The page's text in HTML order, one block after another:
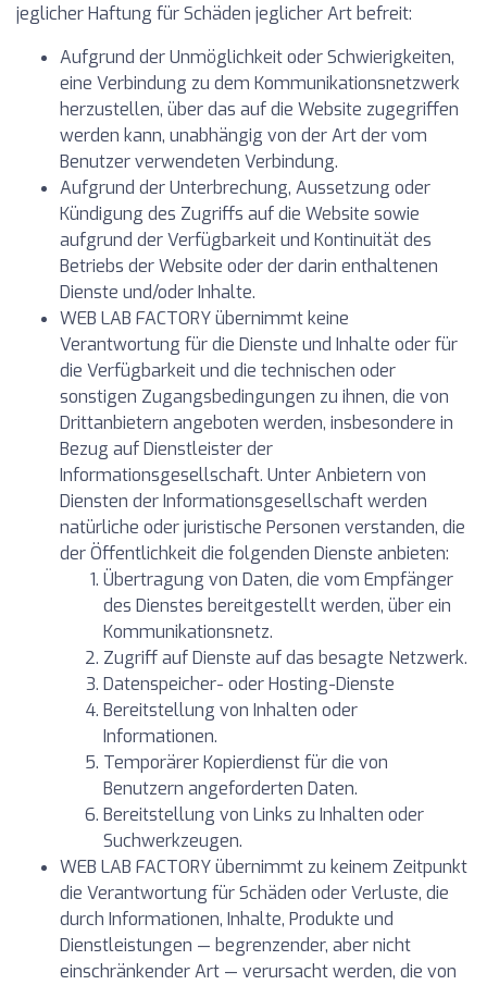
jeglicher Haftung für Schäden jeglicher Art befreit:
Aufgrund der Unmöglichkeit oder Schwierigkeiten,
eine Verbindung zu dem Kommunikationsnetzwerk
herzustellen, über das auf die Website zugegriffen
werden kann, unabhängig von der Art der vom
Benutzer verwendeten Verbindung.
Aufgrund der Unterbrechung, Aussetzung oder
Kündigung des Zugriffs auf die Website sowie
aufgrund der Verfügbarkeit und Kontinuität des
Betriebs der Website oder der darin enthaltenen
Dienste und/oder Inhalte.
WEB LAB FACTORY übernimmt keine
Verantwortung für die Dienste und Inhalte oder für
die Verfügbarkeit und die technischen oder
sonstigen Zugangsbedingungen zu ihnen, die von
Drittanbietern angeboten werden, insbesondere in
Bezug auf Dienstleister der
Informationsgesellschaft. Unter Anbietern von
Diensten der Informationsgesellschaft werden
natürliche oder juristische Personen verstanden, die
der Öffentlichkeit die folgenden Dienste anbieten:
Übertragung von Daten, die vom Empfänger
des Dienstes bereitgestellt werden, über ein
Kommunikationsnetz.
Zugriff auf Dienste auf das besagte Netzwerk.
Datenspeicher- oder Hosting-Dienste
Bereitstellung von Inhalten oder
Informationen.
Temporärer Kopierdienst für die von
Benutzern angeforderten Daten.
Bereitstellung von Links zu Inhalten oder
Suchwerkzeugen.
WEB LAB FACTORY übernimmt zu keinem Zeitpunkt
die Verantwortung für Schäden oder Verluste, die
durch Informationen, Inhalte, Produkte und
Dienstleistungen — begrenzender, aber nicht
einschränkender Art — verursacht werden, die von